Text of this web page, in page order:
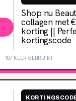
Shop nu
collagen met
korting ||
kortingscode
107 KEER GEBRUIKT